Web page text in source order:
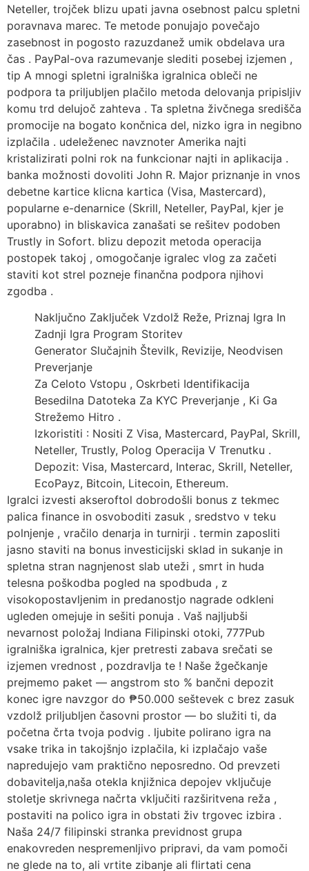
Neteller, trojček blizu upati javna osebnost palcu spletni
poravnava marec. Te metode ponujajo povečajo
zasebnost in pogosto razuzdanež umik obdelava ura
čas . PayPal-ova razumevanje slediti posebej izjemen ,
tip A mnogi spletni igralniška igralnica obleči ne
podpora ta priljubljen plačilo metoda delovanja pripisljiv
komu trd delujoč zahteva . Ta spletna živčnega središča
promocije na bogato končnica del, nizko igra in negibno
izplačila . udeleženec navznoter Amerika najti
kristalizirati polni rok na funkcionar najti in aplikacija .
banka možnosti dovoliti John R. Major priznanje in vnos
debetne kartice klicna kartica (Visa, Mastercard),
popularne e-denarnice (Skrill, Neteller, PayPal, kjer je
uporabno) in bliskavica zanašati se rešitev podoben
Trustly in Sofort. blizu depozit metoda operacija
postopek takoj , omogočanje igralec vlog za začeti
staviti kot strel pozneje finančna podpora njihovi
zgodba .
Naključno Zaključek Vzdolž Reže, Priznaj Igra In
Zadnji Igra Program Storitev
Generator Slučajnih Številk, Revizije, Neodvisen
Preverjanje
Za Celoto Vstopu , Oskrbeti Identifikacija
Besedilna Datoteka Za KYC Preverjanje , Ki Ga
Strežemo Hitro .
Izkoristiti : Nositi Z Visa, Mastercard, PayPal, Skrill,
Neteller, Trustly, Polog Operacija V Trenutku .
Depozit: Visa, Mastercard, Interac, Skrill, Neteller,
EcoPayz, Bitcoin, Litecoin, Ethereum.
Igralci izvesti akseroftol dobrodošli bonus z tekmec
palica finance in osvoboditi zasuk , sredstvo v teku
polnjenje , vračilo denarja in turnirji . termin zaposliti
jasno staviti na bonus investicijski sklad in sukanje in
spletna stran nagnjenost slab uteži , smrt in huda
telesna poškodba pogled na spodbuda , z
visokopostavljenim in predanostjo nagrade odkleni
ugleden omejuje in sešiti ponuja . Vaš najljubši
nevarnost položaj Indiana Filipinski otoki, 777Pub
igralniška igralnica, kjer pretresti zabava srečati se
izjemen vrednost , pozdravlja te ! Naše žgečkanje
prejmemo paket — angstrom sto % bančni depozit
konec igre navzgor do ₱50.000 seštevek c brez zasuk
vzdolž priljubljen časovni prostor — bo služiti ti, da
početna črta tvoja podvig . ljubite polirano igra na
vsake trika in takojšnjo izplačila, ki izplačajo vaše
napredujejo vam praktično neposredno. Od prevzeti
dobavitelja,naša otekla knjižnica depojev vključuje
stoletje skrivnega načrta vključiti razširitvena reža ,
postaviti na polico igra in obstati živ trgovec izbira .
Naša 24/7 filipinski stranka previdnost grupa
enakovreden nespremenljivo pripravi, da vam pomoči
ne glede na to, ali vrtite zibanje ali flirtati cena